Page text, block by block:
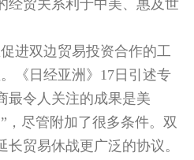
经贸关系利于中美、惠及世
进双边贸易投资合作的工
《日经亚洲》17日引述专
最令人关注的成果是美
，尽管附加了很多条件。双
贸易休战更广泛的协议。